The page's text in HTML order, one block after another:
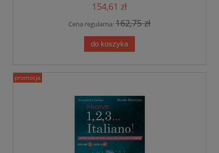
154,61 zł
Cena regularna:162,75 zł
do koszyka
promocja